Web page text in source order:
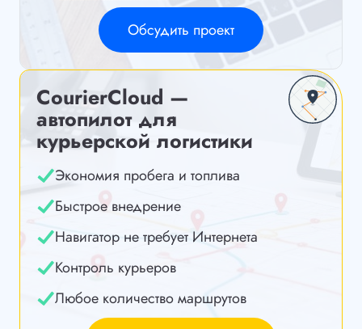
Обсудить проект
CourierCloud —
автопилот для
курьерской логистики
Экономия пробега и топлива
Быстрое внедрение
Навигатор не требует Интернета
Контроль курьеров
Любое количество маршрутов